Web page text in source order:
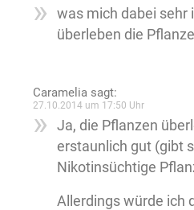
was mich dabei sehr
überleben die
Caramelia sagt:
27.10.2014 um 17:50 Uhr
Ja, die Pflanzen
erstaunlich gut (gibt
Nikotinsüchtige
Allerdings würde ich